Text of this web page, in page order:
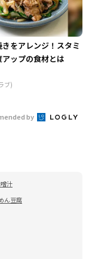
きをアレンジ！スタミ
ップの食材とは
ブ)
by
汁
ん豆腐